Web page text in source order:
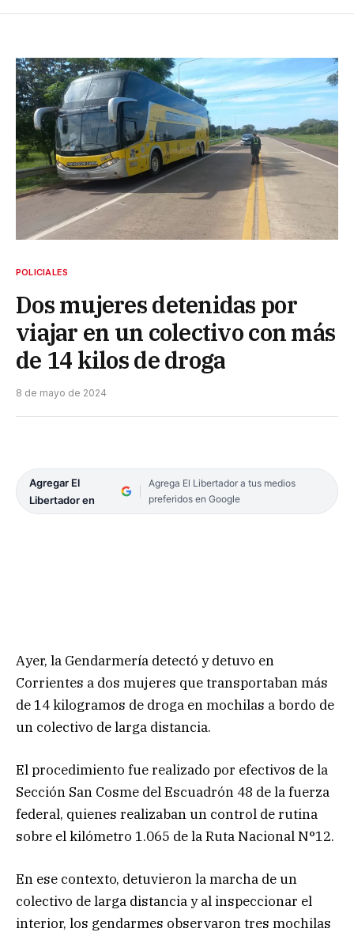
POLICIALES
Dos mujeres detenidas por
viajar en un colectivo con más
de 14 kilos de droga
8 de mayo de 2024
Agregar El
Libertador en
Agrega El Libertador a tus medios
preferidos en Google
Ayer, la Gendarmería detectó y detuvo en
Corrientes a dos mujeres que transportaban más
de 14 kilogramos de droga en mochilas a bordo de
un colectivo de larga distancia.
El procedimiento fue realizado por efectivos de la
Sección San Cosme del Escuadrón 48 de la fuerza
federal, quienes realizaban un control de rutina
sobre el kilómetro 1.065 de la Ruta Nacional N°12.
En ese contexto, detuvieron la marcha de un
colectivo de larga distancia y al inspeccionar el
interior, los gendarmes observaron tres mochilas